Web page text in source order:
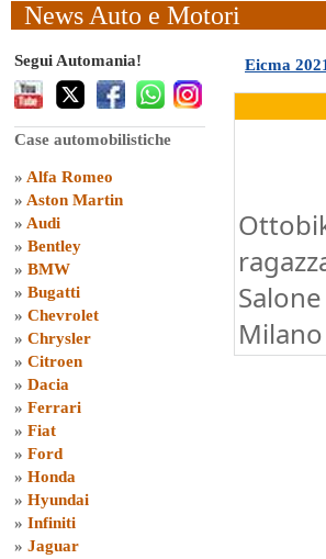
News Auto e Motori
Segui Automania!
Case automobilistiche
» Alfa Romeo
» Aston Martin
» Audi
» Bentley
» BMW
» Bugatti
» Chevrolet
» Chrysler
» Citroen
» Dacia
» Ferrari
» Fiat
» Ford
» Honda
» Hyundai
» Infiniti
» Jaguar
Eicma 2021